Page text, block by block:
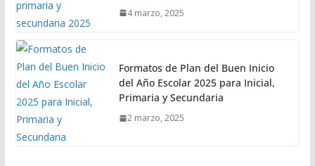
4 marzo, 2025
Formatos de Plan del Buen Inicio
del Año Escolar 2025 para Inicial,
Primaria y Secundaria
2 marzo, 2025